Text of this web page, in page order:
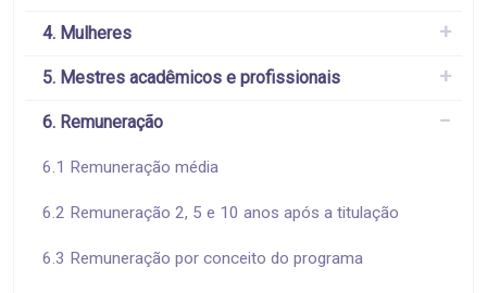
4. Mulheres
5. Mestres acadêmicos e profissionais
6. Remuneração
6.1 Remuneração média
6.2 Remuneração 2, 5 e 10 anos após a titulação
6.3 Remuneração por conceito do programa